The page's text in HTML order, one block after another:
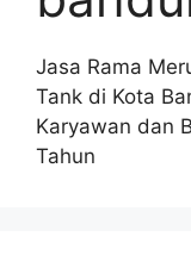
Jasa Rama
Tank di Kota
Karyawan dan
Tahun